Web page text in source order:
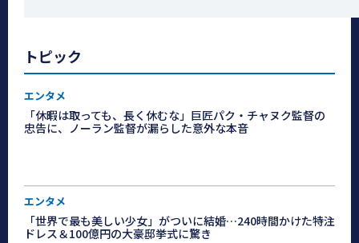
トピック
エンタメ
「休暇は取っても、長く休むな」巨匠パク・チャヌク監督の
忠告に、ノーラン監督が漏らした意外な本音
エンタメ
「世界で最も美しい少女」がついに結婚…240時間かけた特注
ドレス＆100億円の大豪邸挙式に驚き